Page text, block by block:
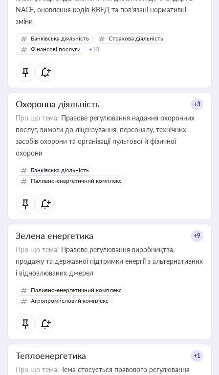
NACE, оновлення кодів КВЕД та пов'язані нормативні
зміни
Банківська діяльність
Страхова діяльність
Фінансові послуги
+13
Охоронна діяльність +3
Про що тема: Правове регулювання надання охоронних
послуг, вимоги до ліцензування, персоналу, технічних
засобів охорони та організації пультової й фізичної
охорони
Банківська діяльність
Паливно-енергетичний комплекс
Зелена енергетика +9
Про що тема: Правове регулювання виробництва,
продажу та державної підтримки енергії з альтернативних
і відновлюваних джерел
Паливно-енергетичний комплекс
Агропромисловий комплекс
Теплоенергетика +1
Про що тема: Тема стосується правового регулювання